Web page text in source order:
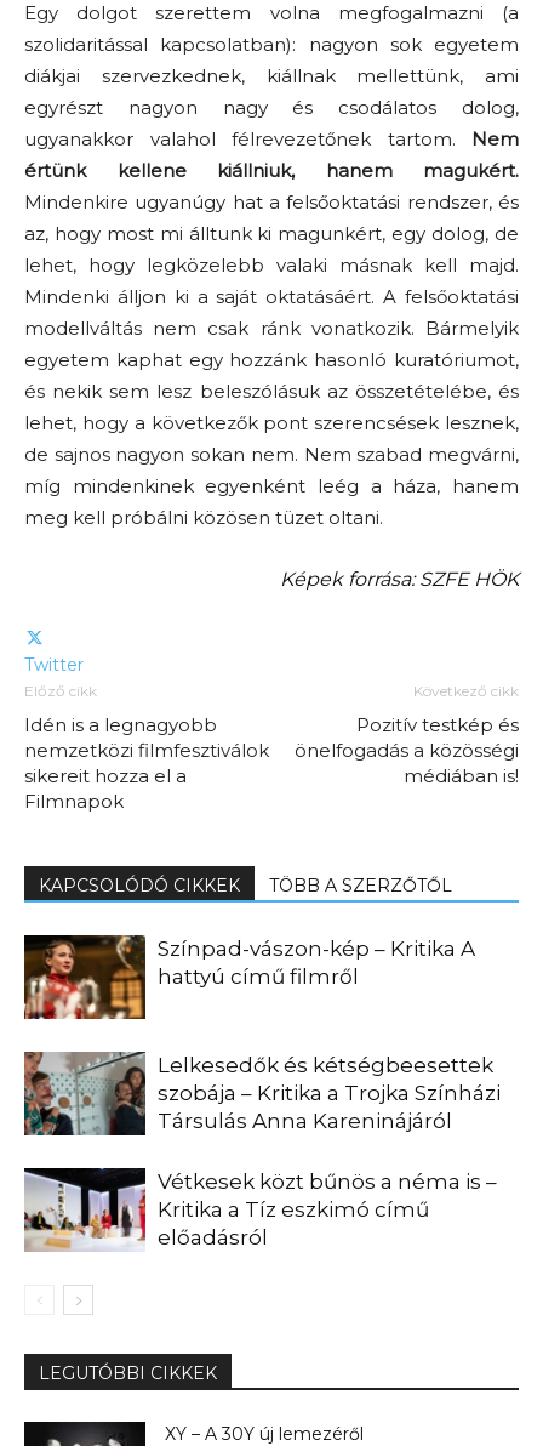
Egy dolgot szerettem volna megfogalmazni (a
szolidaritással kapcsolatban): nagyon sok egyetem
diákjai szervezkednek, kiállnak mellettünk, ami
egyrészt nagyon nagy és csodálatos dolog,
ugyanakkor valahol félrevezetőnek tartom. Nem
értünk kellene kiállniuk, hanem magukért.
Mindenkire ugyanúgy hat a felsőoktatási rendszer, és
az, hogy most mi álltunk ki magunkért, egy dolog, de
lehet, hogy legközelebb valaki másnak kell majd.
Mindenki álljon ki a saját oktatásáért. A felsőoktatási
modellváltás nem csak ránk vonatkozik. Bármelyik
egyetem kaphat egy hozzánk hasonló kuratóriumot,
és nekik sem lesz beleszólásuk az összetételébe, és
lehet, hogy a következők pont szerencsések lesznek,
de sajnos nagyon sokan nem. Nem szabad megvárni,
míg mindenkinek egyenként leég a háza, hanem
meg kell próbálni közösen tüzet oltani.
Képek forrása: SZFE HÖK
Twitter
Előző cikk
Idén is a legnagyobb
nemzetközi filmfesztiválok
sikereit hozza el a
Filmnapok
Következő cikk
Pozitív testkép és
önelfogadás a közösségi
médiában is!
KAPCSOLÓDÓ CIKKEK TÖBB A SZERZŐTŐL
Színpad-vászon-kép – Kritika A
hattyú című filmről
Lelkesedők és kétségbeesettek
szobája – Kritika a Trojka Színházi
Társulás Anna Kareninájáról
Vétkesek közt bűnös a néma is –
Kritika a Tíz eszkimó című
előadásról
LEGUTÓBBI CIKKEK
XY – A 30Y új lemezéről